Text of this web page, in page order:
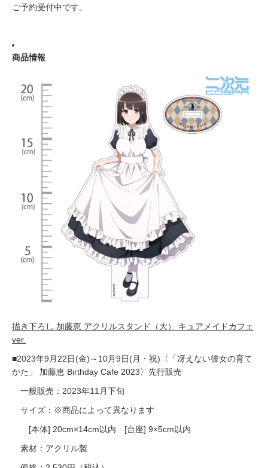
ご予約受付中です。
商品情報
描き下ろし 加藤恵 アクリルスタンド（大） キュアメイドカフェ
ver.
■2023年9月22日(金)～10月9日(月・祝)〈「冴えない彼女の育て
かた」 加藤恵 Birthday Cafe 2023〉先行販売
一般販売：2023年11月下旬
サイズ：※商品によって異なります
[本体] 20cm×14cm以内 [台座] 9×5cm以内
素材：アクリル製